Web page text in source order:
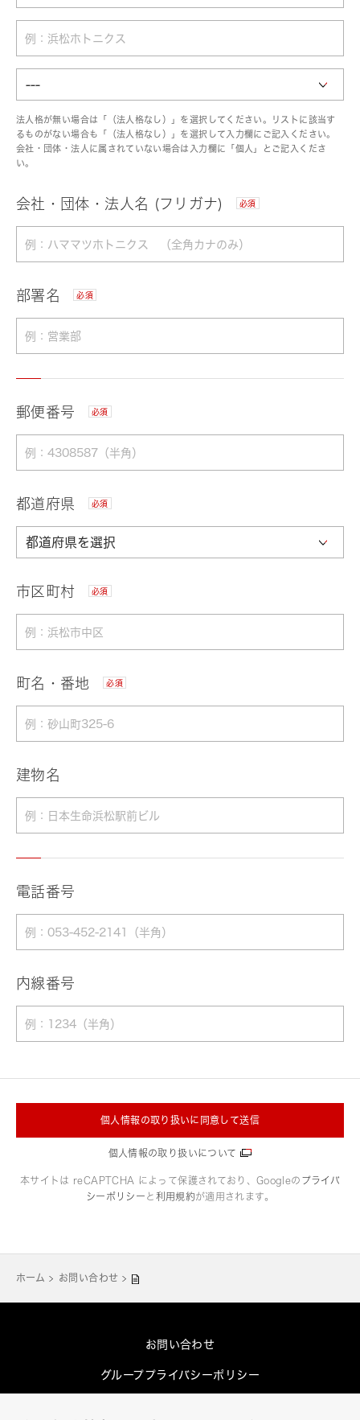
法人格が無い場合は「（法人格なし）」を選択してください。リストに該当す
るものがない場合も「（法人格なし）」を選択して入力欄にご記入ください。
会社・団体・法人に属されていない場合は入力欄に「個人」とご記入くださ
い。
会社・団体・法人名 (フリガナ) 必須
部署名 必須
郵便番号 必須
都道府県 必須
市区町村 必須
町名・番地 必須
建物名
電話番号
内線番号
個人情報の取り扱いに同意して送信
個人情報の取り扱いについて
本サイトは reCAPTCHA によって保護されており、Googleの プライバ
シーポリシー と 利用規約が適用されます。
ホーム お問い合わせ
お問い合わせ
グループプライバシーポリシー